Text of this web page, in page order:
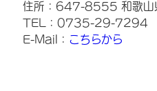
住所：647-8555 和歌山
TEL：0735-29-7294
E-Mail： こちらから